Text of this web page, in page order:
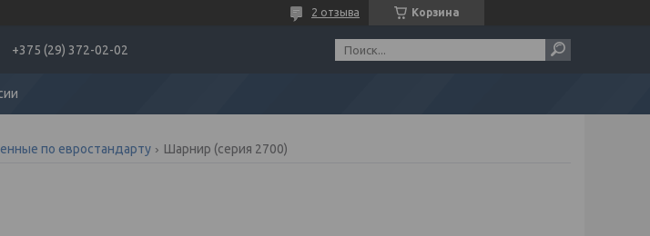
Корзина
2 отзыва
+375 (29) 372-02-02
по евростандарту Шарнир (серия 2700)